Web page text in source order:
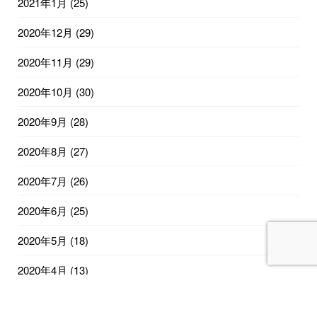
2020年12月 (29)
2020年11月 (29)
2020年10月 (30)
2020年9月 (28)
2020年8月 (27)
2020年7月 (26)
2020年6月 (25)
2020年5月 (18)
2020年4月 (13)